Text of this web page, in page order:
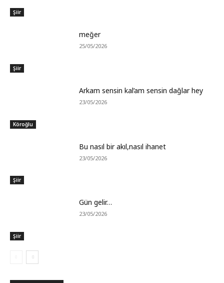
Şiir
Şiir
meğer
25/05/2026
Köroğlu
Arkam sensin kal’am sensin dağlar hey
23/05/2026
Şiir
Bu nasıl bir akıl,nasıl ihanet
23/05/2026
Şiir
Gün gelir…
23/05/2026